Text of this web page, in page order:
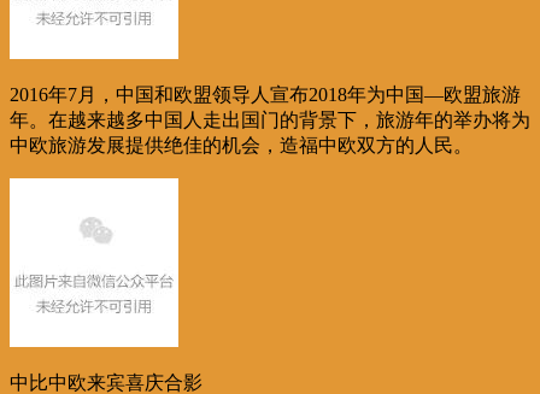
2016年7月，中国和欧盟领导人宣布2018年为中国—欧盟旅游
年。在越来越多中国人走出国门的背景下，旅游年的举办将为
中欧旅游发展提供绝佳的机会，造福中欧双方的人民。
中比中欧来宾喜庆合影